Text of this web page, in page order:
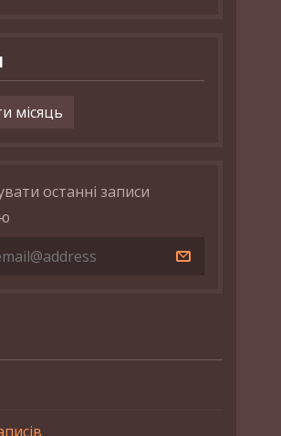
останні записи